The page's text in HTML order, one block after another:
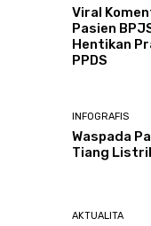
Viral
Pasien
Hentikan
PPDS
INFOGRAFIS
Waspada
Tiang
AKTUALITA